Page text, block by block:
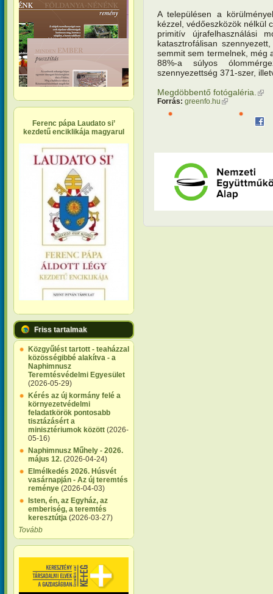
Ferenc pápa Laudato si’
kezdetű enciklikája magyarul
Friss tartalmak
Közgyűlést tartott - teaházzal
közösségibbé alakítva - a
Naphimnusz
Teremtésvédelmi Egyesület
(2026-05-29)
Kérés az új kormány felé a
környezetvédelmi
feladatkörök pontosabb
tisztázásért a
minisztériumok között (2026-
05-16)
Naphimnusz Műhely - 2026.
május 12. (2026-04-24)
Elmélkedés 2026. Húsvét
vasárnapján - Az új teremtés
reménye (2026-04-03)
Isten, én, az Egyház, az
emberiség, a teremtés
keresztútja (2026-03-27)
Tovább
A településen a
kézzel, védőeszközök nélkül
primitív újrafelhasználási
katasztrofálisan
semmit sem termelnek, még
88%-a súlyos
szennyezettség 371-szer,
Megdöbbentő fotógaléria.
Forrás: greenfo.hu (külső